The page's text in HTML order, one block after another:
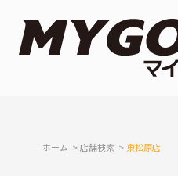
ホーム 店舗検索 東松原店